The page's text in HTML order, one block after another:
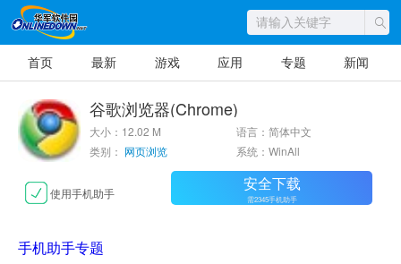
首页 最新 游戏 应用 专题 新闻
谷歌浏览器(Chrome)
大小：12.02 M
语言：简体中文
类别： 网页浏览 系统：WinAll
使用手机助手 安全下载
需2345手机助手
手机助手专题